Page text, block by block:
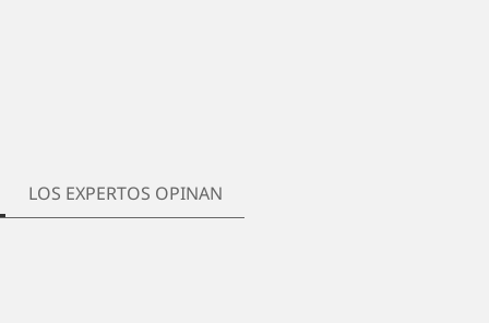
LOS EXPERTOS OPINAN